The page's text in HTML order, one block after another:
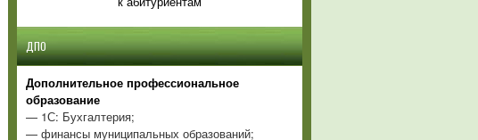
ДПО
Дополнительное профессиональное
образование
— 1С: Бухгалтерия;
— финансы муниципальных образований;